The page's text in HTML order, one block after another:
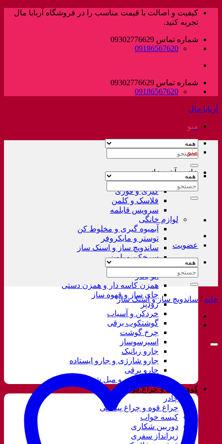
پرش
کیفیت و اصالت با قیمت مناسب را در فروشگاه آربابا مال
تجربه کنید.
شماره تماس 09302776629
09186567620
شماره تماس 09302776629
09186567620
آربابا مال
منو
جستجو
خانه و آشپزخانه
لوازم خانگی غیر برقی
کتری و قوری
فلاسک و کلمن
سرویس قابلمه
لوازم خانگی
آبمیوه گیری و مخلوط کن
توستر و مایکروفر
ساندویچ ساز و اسنک ساز
سرخکن و پلوپز
غذاساز
اتو بخار
همزن کاسه دار و همزن دستی
چای ساز و قهوه ساز
زودپز
خردکن و آسیاب
گوشتکوب برقی
چرخ گوشت
اسپرسوساز
جارو رباتیک
جارو شارژی و جارو ایستاده
جارو برقی
فرش شور و مبل شور
کوهنوردی و چراغ قوه
چادر
چراغ قوه و چراغ پیشانی
کیسه خواب
دوربین شکاری
زیرانداز سفری
منو
جستجو
عضویت
جستجو
خانه / ساندویچ ساز و اسنک ساز